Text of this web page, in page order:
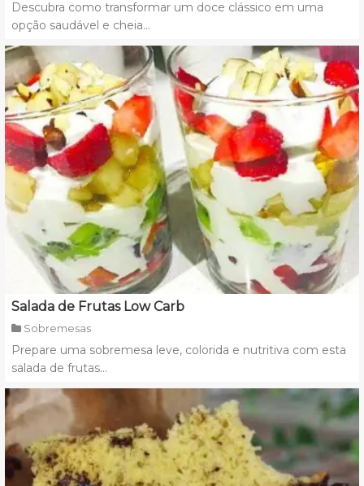
Descubra como transformar um doce clássico em uma
opção saudável e cheia...
Salada de Frutas Low Carb
Sobremesas
Prepare uma sobremesa leve, colorida e nutritiva com esta
salada de frutas...